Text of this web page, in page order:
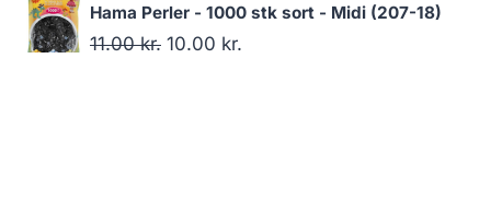
Hama Perler - 1000 stk sort - Midi (207-18)
11.00kr. 10.00 kr.